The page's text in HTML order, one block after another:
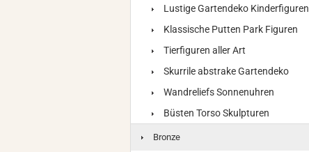
Lustige Gartendeko Kinderfiguren
Klassische Putten Park Figuren
Tierfiguren aller Art
Skurrile abstrake Gartendeko
Wandreliefs Sonnenuhren
Büsten Torso Skulpturen
Bronze